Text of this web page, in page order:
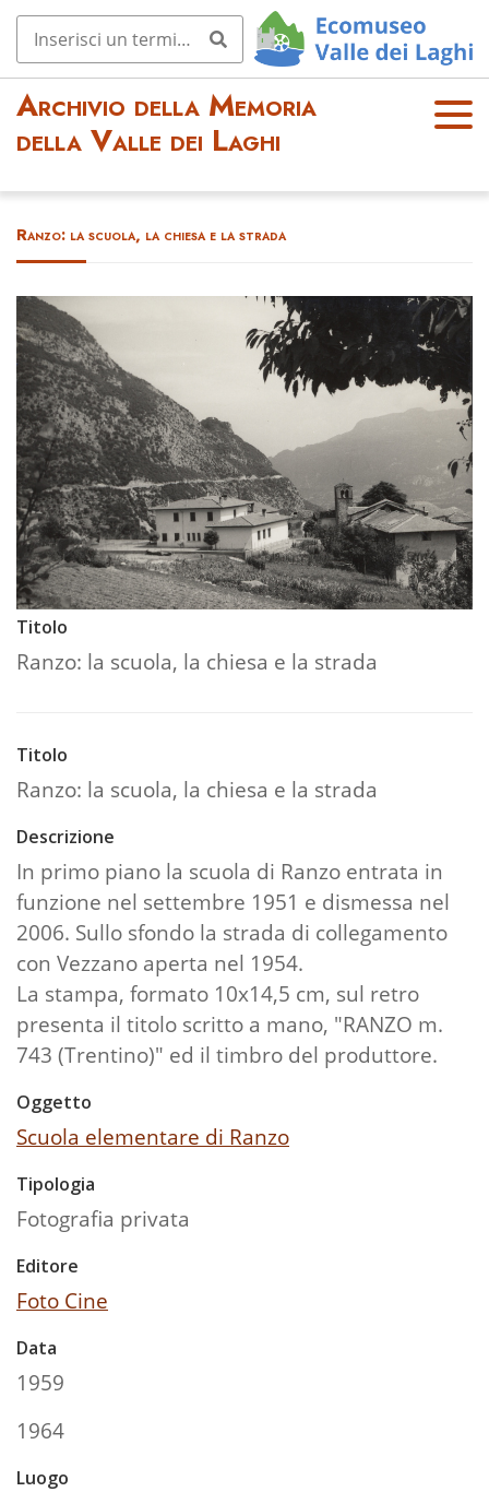
Archivio della Memoria
della Valle dei Laghi
OPE
Ranzo: la scuola, la chiesa e la strada
Titolo
Ranzo: la scuola, la chiesa e la strada
Titolo
Ranzo: la scuola, la chiesa e la strada
Descrizione
In primo piano la scuola di Ranzo entrata in
funzione nel settembre 1951 e dismessa nel
2006. Sullo sfondo la strada di collegamento
con Vezzano aperta nel 1954.
La stampa, formato 10x14,5 cm, sul retro
presenta il titolo scritto a mano, "RANZO m.
743 (Trentino)" ed il timbro del produttore.
Oggetto
Scuola elementare di Ranzo
Tipologia
Fotografia privata
Editore
Foto Cine
Data
1959
1964
Luogo